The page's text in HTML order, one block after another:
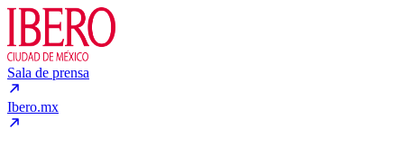
Sala de prensa
Ibero.mx